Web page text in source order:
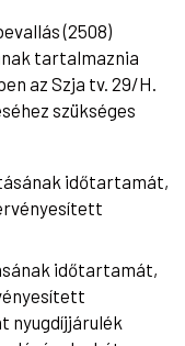
(2508)
tartalmaznia
az Szja tv. 29/H.
szükséges
időtartamát,
időtartamát,
nyugdíjjárulék